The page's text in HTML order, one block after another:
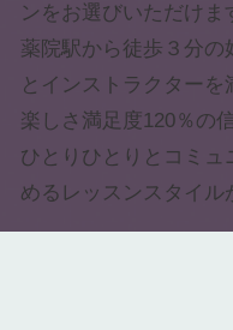
ンをお選びいただけま
薬院駅から徒歩３分の
とインストラクターを
楽しさ満足度120％の
ひとりひとりとコミ
めるレッスンスタイル